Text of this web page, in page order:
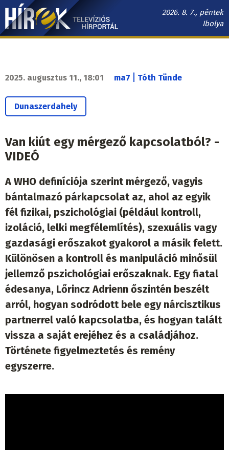
Ugrás
tartalomra
2026. 8. 7., péntek
Ibolya
Hírek.sk
2025. augusztus 11., 18:01 ma7 Tóth Tünde
Dunaszerdahely
Van kiút egy mérgező kapcsolatból? -
VIDEÓ
A WHO definíciója szerint mérgező, vagyis
bántalmazó párkapcsolat az, ahol az egyik
fél fizikai, pszichológiai (például kontroll,
izoláció, lelki megfélemlítés), szexuális vagy
gazdasági erőszakot gyakorol a másik felett.
Különösen a kontroll és manipuláció minősül
jellemző pszichológiai erőszaknak. Egy fiatal
édesanya, Lőrincz Adrienn őszintén beszélt
arról, hogyan sodródott bele egy nárcisztikus
partnerrel való kapcsolatba, és hogyan talált
vissza a saját erejéhez és a családjához.
Története figyelmeztetés és remény
egyszerre.